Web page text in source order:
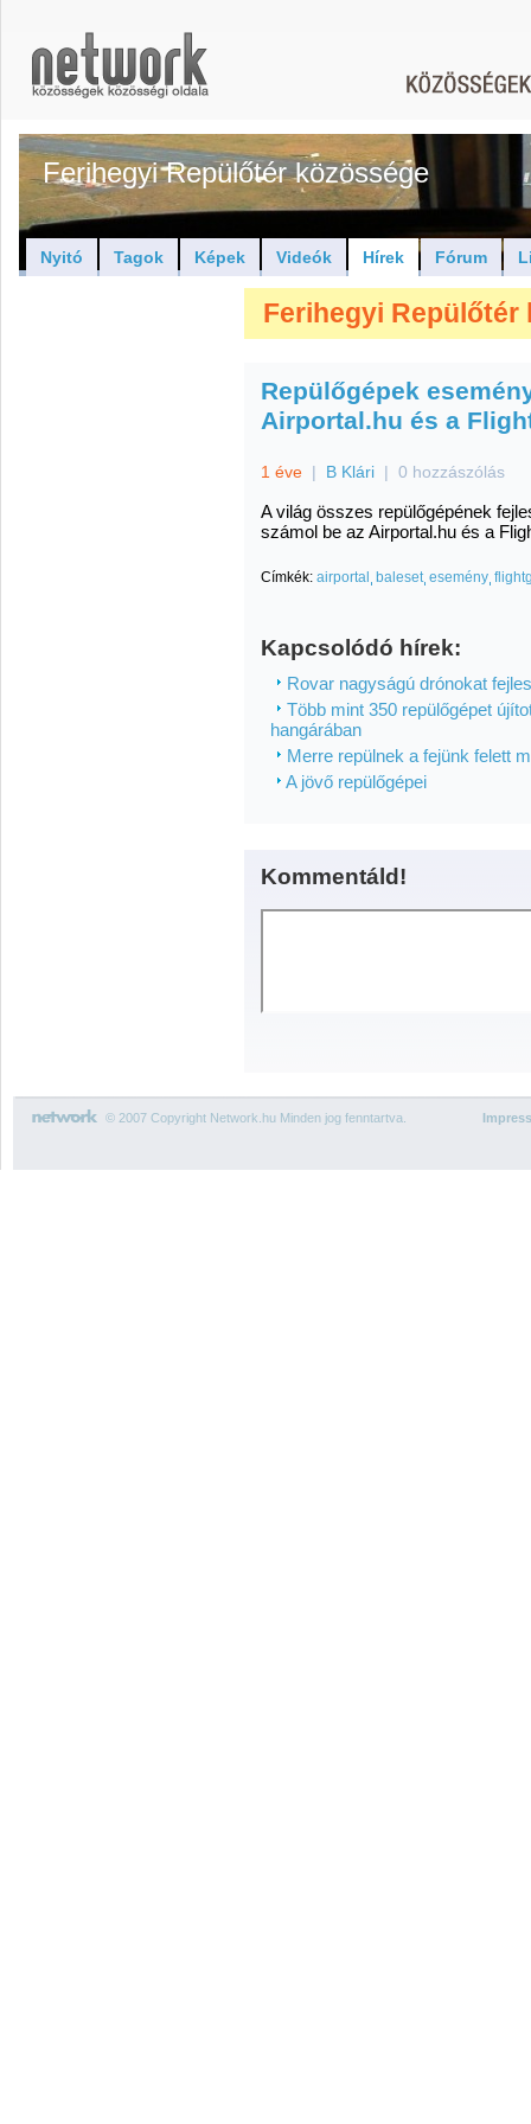
Ferihegyi Repülőtér közössége
Nyitó Tagok Képek Videók Hírek Fórum
Ferihegyi Repülőtér
Repülőgépek
Airportal.hu és a
1 éve | B Klári | 0 hozzászólás
A világ összes repülőgépének
számol be az Airportal.hu és a
Címkék: airportal baleset esemény
Kapcsolódó hírek:
Rovar nagyságú drónokat
Több mint 350 repülőgépet
hangárában
Merre repülnek a fejünk felett
A jövő repülőgépei
Kommentáld!
© 2007 Copyright Network.hu Minden jog fenntartva.